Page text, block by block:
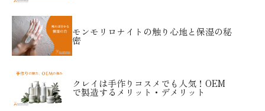
モンモリロナイトの触り心地と保湿の秘
密
クレイは手作りコスメでも人気！OEM
で製造するメリット・デメリット